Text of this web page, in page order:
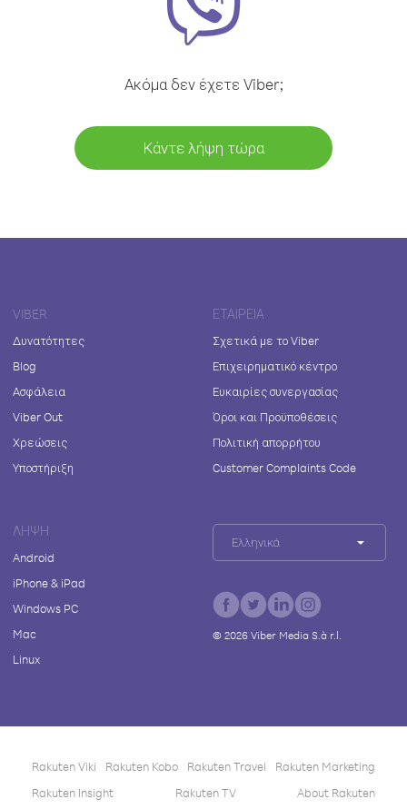
Ακόμα δεν έχετε Viber;
Κάντε λήψη τώρα
VIBER
Δυνατότητες
Blog
Ασφάλεια
Viber Out
Χρεώσεις
Υποστήριξη
ΕΤΑΙΡΕΊΑ
Σχετικά με το Viber
Επιχειρηματικό κέντρο
Ευκαιρίες συνεργασίας
Όροι και Προϋποθέσεις
Πολιτική απορρήτου
Customer Complaints Code
ΛΉΨΗ
Android
iPhone & iPad
Windows PC
Mac
Linux
Ελληνικά
© 2026Viber Media S.à r.l.
Rakuten Viki Rakuten Kobo Rakuten Travel
Rakuten Marketing
Rakuten Insight
Rakuten TV About Rakuten